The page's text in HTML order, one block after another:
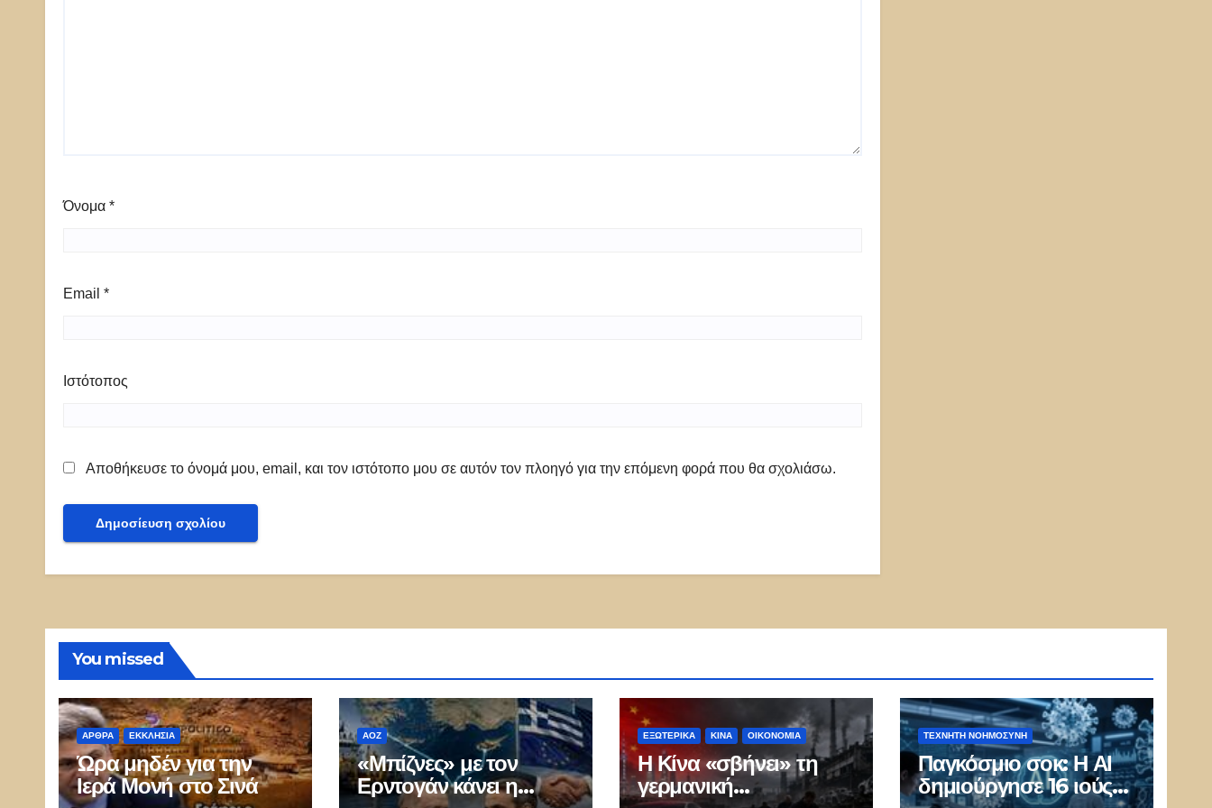
Όνομα *
Email *
Ιστότοπος
Αποθήκευσε το όνομά μου, email, και τον ιστότοπο μου σε αυτόν τον πλοηγό για την επόμενη φορά που θα σχολιάσω.
You missed
ΑΡΘΡΑ ΕΚΚΛΗΣΊΑ
Ώρα μηδέν για την
Ιερά Μονή στο Σινά
ΑΟΖ
«Μπίζνες» με τον
Ερντογάν κάνει η
ΕΞΩΤΕΡΙΚΑ ΚΊΝΑ ΟΙΚΟΝΟΜΙΑ
Η Κίνα «σβήνει» τη
γερμανική
ΤΕΧΝΗΤΉ ΝΟΗΜΟΣΎΝΗ
Παγκόσμιο σοκ: Η ΑΙ
δημιούργησε 16 ιούς